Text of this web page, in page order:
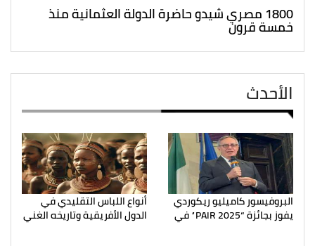
1800 مصري شيدو حاضرة الدولة العثمانية منذ
خمسة قرون
الأحدث
البروفيسور كاميليو ريكوردي
يفوز بجائزة “PAIR 2025” في
أنواع اللباس التقليدي في
الدول الأفريقية وتاريخه الغني